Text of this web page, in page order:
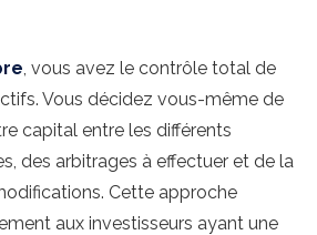
, vous avez le contrôle total de
Vous décidez vous-même de
capital entre les différents
des arbitrages à effectuer et de la
Cette approche
aux investisseurs ayant une